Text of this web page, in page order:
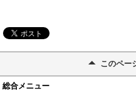
このペー
総合メニュー